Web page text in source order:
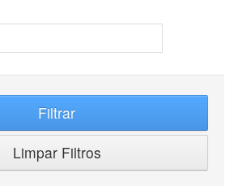
Filtrar
Limpar Filtros